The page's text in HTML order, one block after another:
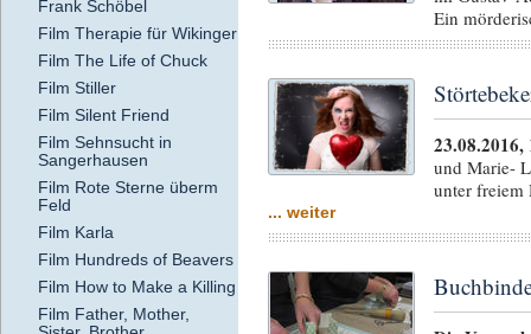
Frank Schöbel
Film Therapie für Wikinger
Film The Life of Chuck
Film Stiller
Film Silent Friend
Film Sehnsucht in
Sangerhausen
Film Rote Sterne überm
Feld
Film Karla
Film Hundreds of Beavers
Film How to Make a Killing
Film Father, Mother,
Ein
und Marie-
unter freiem
... weiter